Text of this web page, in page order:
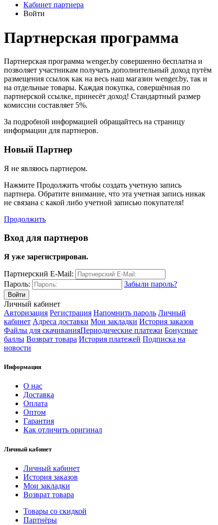
Кабинет партнера
Войти
Партнерская программа
Партнерская программа wenger.by совершенно бесплатна и
позволяет участникам получать дополнительный доход путём
размещения ссылок как на весь наш магазин wenger.by, так и
на отдельные товары. Каждая покупка, совершённая по
партнерской ссылке, принесёт доход! Стандартный размер
комиссии составляет 5%.
За подробной информацией обращайтесь на страницу
информации для партнеров.
Новый Партнер
Я не являюсь партнером.
Нажмите Продолжить чтобы создать учетную запись
партнера. Обратите внимание, что эта учетная запись никак
не связана с какой либо учетной записью покупателя!
Продолжить
Вход для партнеров
Я уже зарегистрирован.
Партнерский E-Mail:
Пароль:
Забыли пароль?
Личный кабинет
Авторизация Регистрация Напомнить пароль Личный
кабинет Адреса доставки Мои закладки История заказов
Файлы для скачиванияПериодические платежи Бонусные
баллы Возврат товара История платежей Подписка на
новости
Информация
О нас
Доставка
Оплата
Оптом
Гарантия
Как отличить оригинал
Личный кабинет
Личный кабинет
История заказов
Мои закладки
Возврат товара
Товары со скидкой
Партнёры